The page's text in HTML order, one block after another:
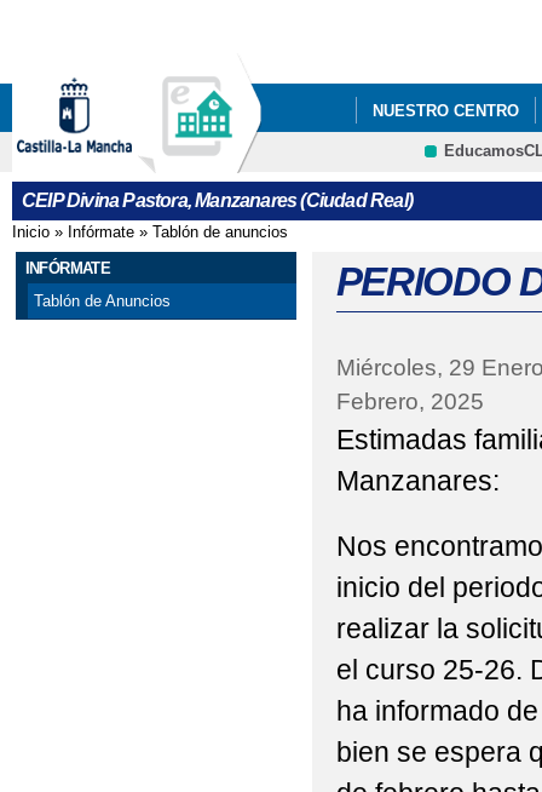
NUESTRO CENTRO
ACTUALIZACIÓN
BLOG CEIP DIVINA
JORNADA DE
MODIFICACIÓN DE
PERIODO DE
PROCESO DE
CEIP Divina Pastora, Manzanares (Ciudad Real)
Se encuentra usted aquí
Inicio » Infórmate » Tablón de anuncios
INFÓRMATE
Tablón de Anuncios
PERIODO
Miércoles, 29
Febrero, 2025
Estimadas
Manzanares:
Nos
inicio del
realizar la
el curso 25-26.
ha informado
bien se espera